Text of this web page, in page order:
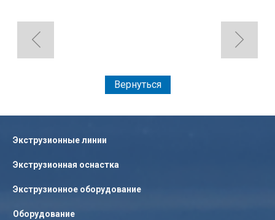
Вернуться
Экструзионные линии
Экструзионная оснастка
Экструзионное оборудование
Оборудование